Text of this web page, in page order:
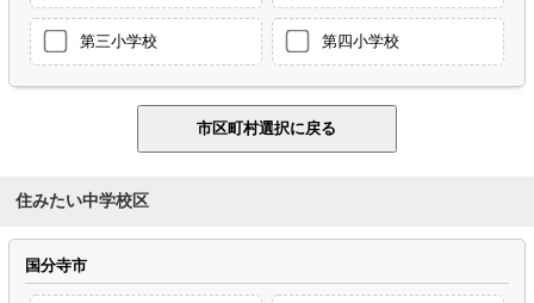
第三小学校 第四小学校
住みたい中学校区
国分寺市